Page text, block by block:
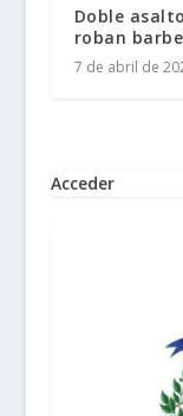
Doble
roban
7 de abril de
Acceder